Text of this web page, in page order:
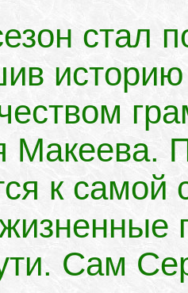
стал
Макеева.
к
Сам